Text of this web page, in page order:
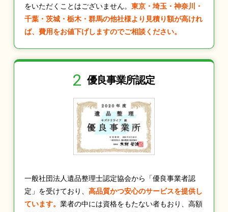
をいただくことはございません。 東京・埼玉・神奈川・
千葉・茨城・栃木・群馬の他社様より見積り額が高けれ
ば、費用をお値下げしますのでご相談ください。
2 優良事業所認定
一般社団法人遺品整理士認定協会から「優良事業者認
定」を受けており、 高品質かつ安心のサービスを提供し
ています。 業者の中には資格をもたない者もおり、高額